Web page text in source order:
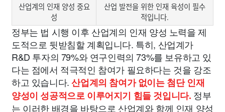
산업계의 인재 양성 중요
성
산업 발전을 위한 인재 육성이 필수
적입니다.
정부는 법 시행 이후 산업계의 인재 양성 노력을 제
도적으로 뒷받침할 계획입니다. 특히, 산업계가
R&D 투자의 79%와 연구인력의 73%를 보유하고 있
다는 점에서 적극적인 참여가 필요하다는 것을 강조
하고 있습니다.산업계의 참여가 없이는 첨단 인재
양성이 성공적으로 이루어지기 힘들 것입니다. 정부
는 이러한 배경을 바탕으로 산업계와 함께 인재 양성